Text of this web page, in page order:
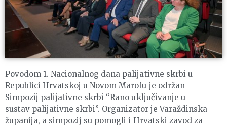
Povodom 1. Nacionalnog dana palijativne skrbi u
Republici Hrvatskoj u Novom Marofu je održan
Simpozij palijativne skrbi “Rano uključivanje u
sustav palijativne skrbi”. Organizator je Varaždinska
županija, a simpozij su pomogli i Hrvatski zavod za